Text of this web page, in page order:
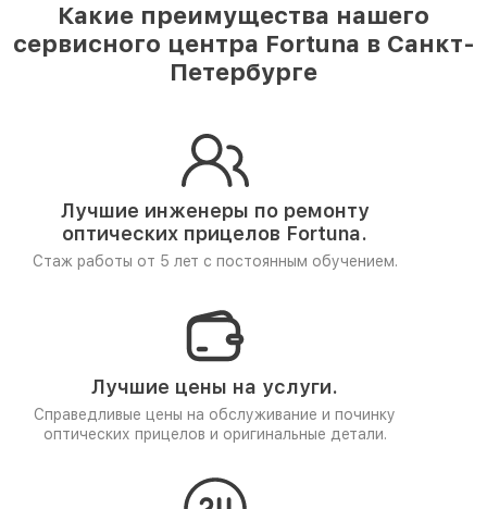
Какие преимущества нашего
сервисного центра Fortuna в Санкт-
Петербурге
Лучшие инженеры по ремонту
оптических прицелов Fortuna.
Стаж работы от 5 лет с постоянным обучением.
Лучшие цены на услуги.
Справедливые цены на обслуживание и починку
оптических прицелов и оригинальные детали.